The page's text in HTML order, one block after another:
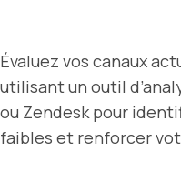
Évaluez vos canaux
utilisant un outil
ou Zendesk pour
faibles et renforcer